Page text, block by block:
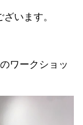
います。
ワークショッ